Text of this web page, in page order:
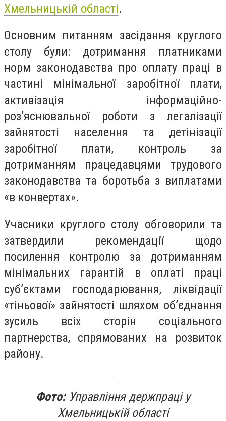
Хмельницькій області.
Основним питанням засідання круглого
столу були: дотримання платниками
норм законодавства про оплату праці в
частині мінімальної заробітної плати,
активізація інформаційно-
роз’яснювальної роботи з легалізації
зайнятості населення та детінізації
заробітної плати, контроль за
дотриманням працедавцями трудового
законодавства та боротьба з виплатами
«в конвертах».
Учасники круглого столу обговорили та
затвердили рекомендації щодо
посилення контролю за дотриманням
мінімальних гарантій в оплаті праці
суб’єктами господарювання, ліквідації
«тіньової» зайнятості шляхом об’єднання
зусиль всіх сторін соціального
партнерства, спрямованих на розвиток
району.
Фото: Управління держпраці у
Хмельницькій області